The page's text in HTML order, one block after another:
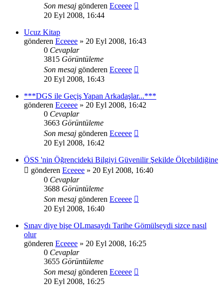
Son mesaj gönderen Eceeee
20 Eyl 2008, 16:44
Ucuz Kitap
gönderen Eceeee » 20 Eyl 2008, 16:43
0 Cevaplar
3815 Görüntüleme
Son mesaj gönderen Eceeee
20 Eyl 2008, 16:43
***DGS ile Geçiş Yapan Arkadaşlar...***
gönderen Eceeee » 20 Eyl 2008, 16:42
0 Cevaplar
3663 Görüntüleme
Son mesaj gönderen Eceeee
20 Eyl 2008, 16:42
ÖSS 'nin Öğrencideki Bilgiyi Güvenilir Şekilde Ölçebildiğine
gönderen Eceeee » 20 Eyl 2008, 16:40
0 Cevaplar
3688 Görüntüleme
Son mesaj gönderen Eceeee
20 Eyl 2008, 16:40
Sınav diye bişe OLmasaydı Tarihe Gömülseydi sizce nasıl
olur
gönderen Eceeee » 20 Eyl 2008, 16:25
0 Cevaplar
3655 Görüntüleme
Son mesaj gönderen Eceeee
20 Eyl 2008, 16:25